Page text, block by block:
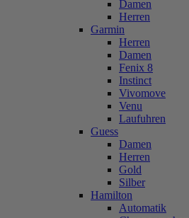
Damen
Herren
Garmin
Herren
Damen
Fenix 8
Instinct
Vivomove
Venu
Laufuhren
Guess
Damen
Herren
Gold
Silber
Hamilton
Automatik